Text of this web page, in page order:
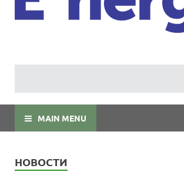
MAIN MENU
НОВОСТИ